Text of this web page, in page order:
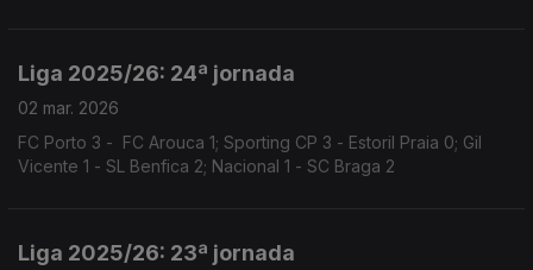
Liga 2025/26: 24ª jornada
02 mar. 2026
FC Porto 3 - FC Arouca 1; Sporting CP 3 - Estoril Praia 0; Gil
Vicente 1 - SL Benfica 2; Nacional 1 - SC Braga 2
Liga 2025/26: 23ª jornada